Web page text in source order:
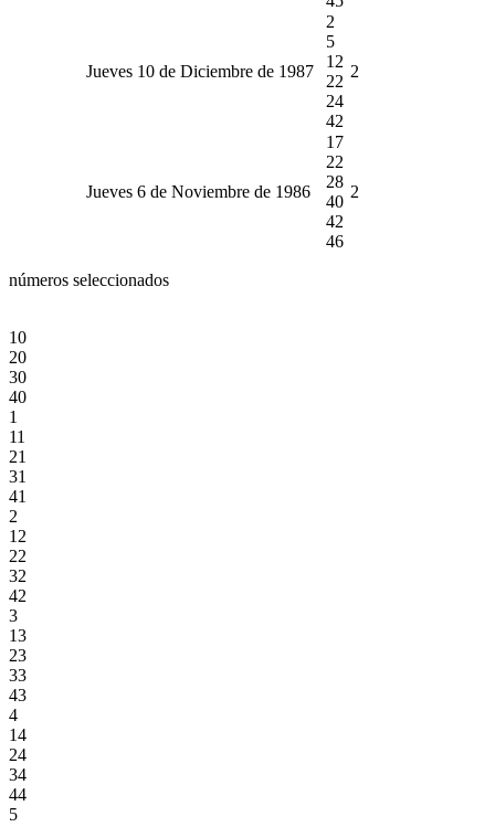
Jueves 10 de Diciembre de 1987
2
5
12
22
24
42
2
Jueves 6 de Noviembre de 1986
17
22
28
40
42
46
2
números seleccionados
10
20
30
40
1
11
21
31
41
2
12
22
32
42
3
13
23
33
43
4
14
24
34
44
5